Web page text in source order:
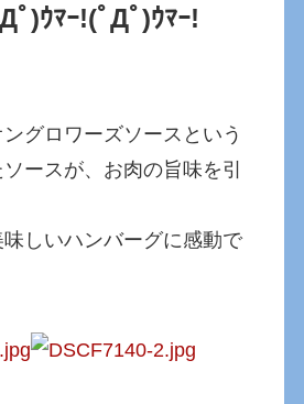
ﾟ)ｳﾏｰ!(ﾟДﾟ)ｳﾏｰ!
グロワーズソースという
ースが、お肉の旨味を引
しいハンバーグに感動で